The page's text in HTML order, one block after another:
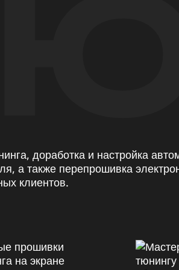
доработка и настройка
а также перепрошивка
клиентов.